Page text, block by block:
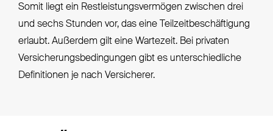
Somit liegt ein Restleistungsvermögen zwischen drei
und sechs Stunden vor, das eine Teilzeitbeschäftigung
erlaubt. Außerdem gilt eine Wartezeit. Bei privaten
Versicherungsbedingungen gibt es unterschiedliche
Definitionen je nach Versicherer.